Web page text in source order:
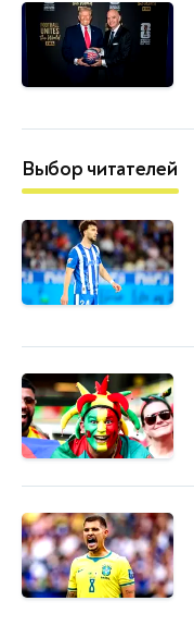
Выбор читателей